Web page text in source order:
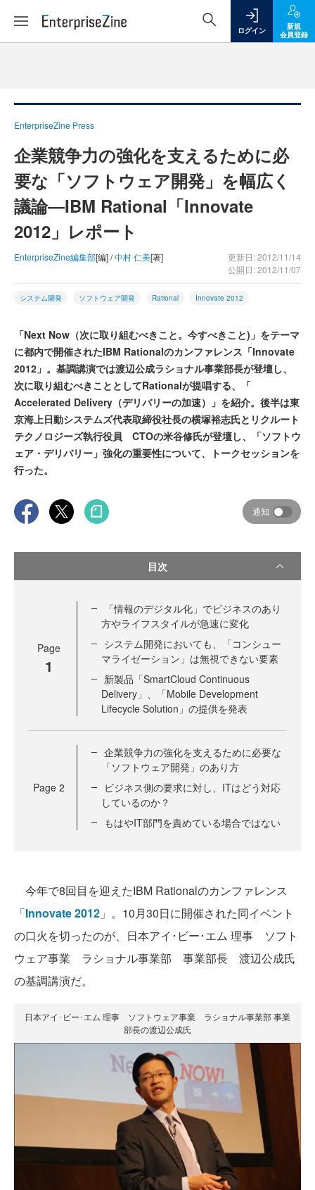
ログイン
新規
会員登録
EnterpriseZine Press
企業競争力の強化を支えるために必
要な「ソフトウェア開発」を幅広く
議論―IBM Rational「Innovate
2012」レポート
EnterpriseZine編集部[編] /中村 仁美[著]
更新日: 2012/11/14
公開日: 2012/11/07
システム開発 ソフトウェア開発 Rational Innovate 2012
「Next Now（次に取り組むべきこと。今すべきこと)」をテーマ
に都内で開催されたIBM Rationalのカンファレンス「Innovate
2012」。基調講演では渡辺公成ラショナル事業部長が登壇し、
次に取り組むべきこととしてRationalが提唱する、「
Accelerated Delivery（デリバリーの加速）」を紹介。後半は東
京海上日動システムズ代表取締役社長の横塚裕志氏とリクルート
テクノロジーズ執行役員 CTOの米谷修氏が登壇し、「ソフトウ
ェア・デリバリー」強化の重要性について、トークセッションを
行った。
通知
目次
Page
1
「情報のデジタル化」でビジネスのあり
方やライフスタイルが急速に変化
システム開発においても、「コンシュー
マライゼーション」は無視できない要素
新製品「SmartCloud Continuous
Delivery」、「Mobile Development
Lifecycle Solution」の提供を発表
Page 2
企業競争力の強化を支えるために必要な
「ソフトウェア開発」のあり方
ビジネス側の要求に対し、ITはどう対応
しているのか？
もはやIT部門を責めている場合ではない
今年で8回目を迎えたIBM Rationalのカンファレンス
「Innovate 2012 」。10月30日に開催された同イベント
の口火を切ったのが、日本アイ･ビー･エム 理事 ソフト
ウェア事業 ラショナル事業部 事業部長 渡辺公成氏
の基調講演だ。
日本アイ･ビー･エム 理事 ソフトウェア事業 ラショナル事業部 事業
部長の渡辺公成氏